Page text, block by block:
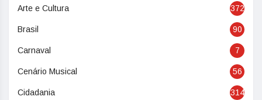
Arte e Cultura 372
Brasil 90
Carnaval 7
Cenário Musical 56
Cidadania 314